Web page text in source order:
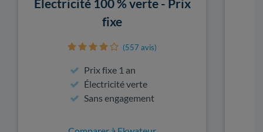
Électricité 100 % verte - Prix
fixe
(557 avis)
Prix fixe 1 an
Électricité verte
Sans engagement